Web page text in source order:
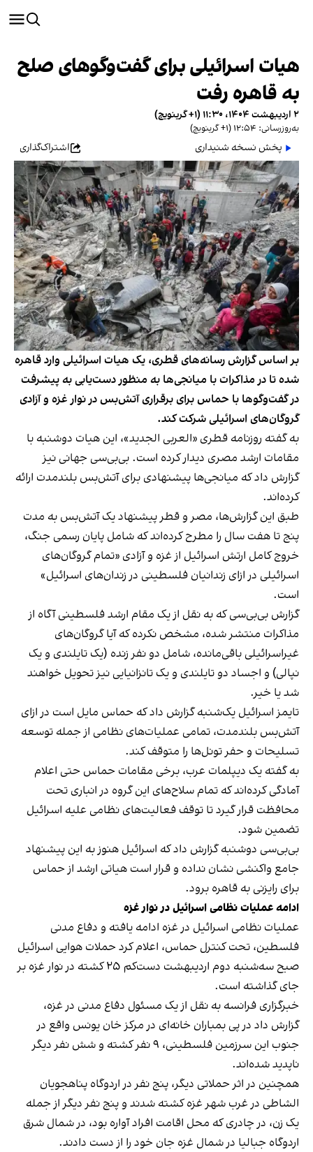
هیات اسرائیلی برای گفت‌وگوهای صلح
به قاهره رفت
۲ اردیبهشت ۱۴۰۴، ۱۱:۳۰ (‎+۱ گرینویچ)
به‌روزرسانی: ۱۲:۵۴ (‎+۱ گرینویچ)
پخش نسخه شنیداری اشتراک‌گذاری
بر اساس گزارش رسانه‌های قطری، یک هیات اسرائیلی وارد قاهره
شده تا در مذاکرات با میانجی‌ها به منظور دست‌یابی به پیشرفت
در گفت‌وگوها با حماس برای برقراری آتش‌بس در نوار غزه و آزادی
گروگان‌های اسرائیلی شرکت کند.
به گفته روزنامه قطری «العربی الجدید»، این هیات دوشنبه با
مقامات ارشد مصری دیدار کرده است. بی‌بی‌سی جهانی نیز
گزارش داد که میانجی‌ها پیشنهادی برای آتش‌بس بلندمدت ارائه
کرده‌اند.
طبق این گزارش‌ها، مصر و قطر پیشنهاد یک آتش‌بس به مدت
پنج تا هفت سال را مطرح کرده‌اند که شامل پایان رسمی جنگ،
خروج کامل ارتش اسرائیل از غزه و آزادی «تمام گروگان‌های
اسرائیلی در ازای زندانیان فلسطینی در زندان‌های اسرائیل»
است.
گزارش بی‌بی‌سی که به نقل از یک مقام ارشد فلسطینی آگاه از
مذاکرات منتشر شده، مشخص نکرده که آیا گروگان‌های
غیراسرائیلی باقی‌مانده، شامل دو نفر زنده (یک تایلندی و یک
نپالی) و اجساد دو تایلندی و یک تانزانیایی نیز تحویل خواهند
شد یا خیر.
تایمز اسرائیل یک‌شنبه گزارش داد که حماس مایل است در ازای
آتش‌بس بلندمدت، تمامی عملیات‌های نظامی از جمله توسعه
تسلیحات و حفر تونل‌ها را متوقف کند.
به گفته یک دیپلمات عرب، برخی مقامات حماس حتی اعلام
آمادگی کرده‌اند که تمام سلاح‌های این گروه در انباری تحت
محافظت قرار گیرد تا توقف فعالیت‌های نظامی علیه اسرائیل
تضمین شود.
بی‌بی‌سی دوشنبه گزارش داد که اسرائیل هنوز به این پیشنهاد
جامع واکنشی نشان نداده و قرار است هیاتی ارشد از حماس
برای رایزنی‌ به قاهره برود.
ادامه عملیات نظامی اسرائیل در نوار غزه
عملیات نظامی اسرائیل در غزه ادامه یافته و دفاع مدنی
فلسطین، تحت کنترل حماس، اعلام کرد حملات هوایی اسرائیل
صبح سه‌شنبه دوم اردیبهشت دست‌کم ۲۵ کشته در نوار غزه بر
جای گذاشته است.
خبرگزاری فرانسه به نقل از یک مسئول دفاع مدنی در غزه،
گزارش داد در پی بمباران خانه‌ای در مرکز خان یونس واقع در
جنوب این سرزمین فلسطینی، ۹ نفر کشته و شش نفر دیگر
ناپدید شده‌اند.
همچنین در اثر حملاتی دیگر، پنج نفر در اردوگاه پناهجویان
الشاطی در غرب شهر غزه کشته شدند و پنج نفر دیگر از جمله
یک زن، در چادری که محل اقامت افراد آواره بود، در شمال‌ شرق
اردوگاه جبالیا در شمال غزه جان خود را از دست دادند.